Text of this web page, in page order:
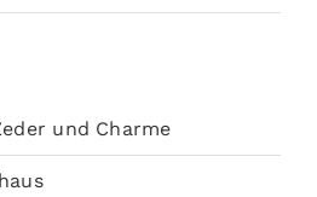
und Charme